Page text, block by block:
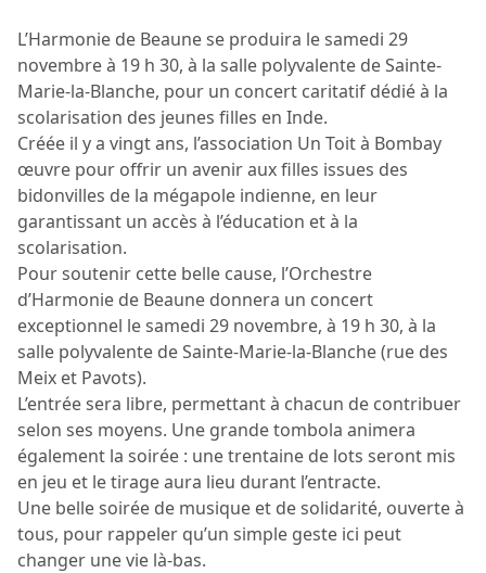
L’Harmonie de Beaune se produira le samedi 29
novembre à 19 h 30, à la salle polyvalente de Sainte-
Marie-la-Blanche, pour un concert caritatif dédié à la
scolarisation des jeunes filles en Inde.
Créée il y a vingt ans, l’association Un Toit à Bombay
œuvre pour offrir un avenir aux filles issues des
bidonvilles de la mégapole indienne, en leur
garantissant un accès à l’éducation et à la
scolarisation.
Pour soutenir cette belle cause, l’Orchestre
d’Harmonie de Beaune donnera un concert
exceptionnel le samedi 29 novembre, à 19 h 30, à la
salle polyvalente de Sainte-Marie-la-Blanche (rue des
Meix et Pavots).
L’entrée sera libre, permettant à chacun de contribuer
selon ses moyens. Une grande tombola animera
également la soirée : une trentaine de lots seront mis
en jeu et le tirage aura lieu durant l’entracte.
Une belle soirée de musique et de solidarité, ouverte à
tous, pour rappeler qu’un simple geste ici peut
changer une vie là-bas.